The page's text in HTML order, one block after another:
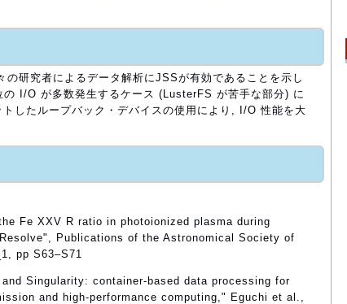
の研究者によるデータ解析にJSSが有効であることを示し
I/O が多数発生するケース (LusterFS が苦手な部分) に
したループバック・デバイスの使用により, I/O 性能を大
Fe XXV R ratio in photoionized plasma during
Publications of the Astronomical Society of
pp S63–S71
Singularity: container-based data processing for
and high-performance computing," Eguchi et al.,